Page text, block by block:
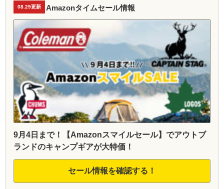
08.29更新 Amazonタイムセール情報
9月4日まで！【Amazonスマイルセール】でアウトブ
ランドのキャンプギアが大特価！
セール情報を確認する！